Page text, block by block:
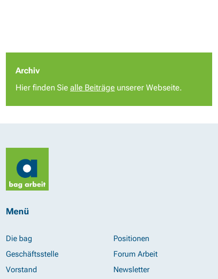
Archiv
Hier finden Sie alle Beiträge unserer Webseite.
Menü
Die bag
Geschäftsstelle
Vorstand
Positionen
Forum Arbeit
Newsletter